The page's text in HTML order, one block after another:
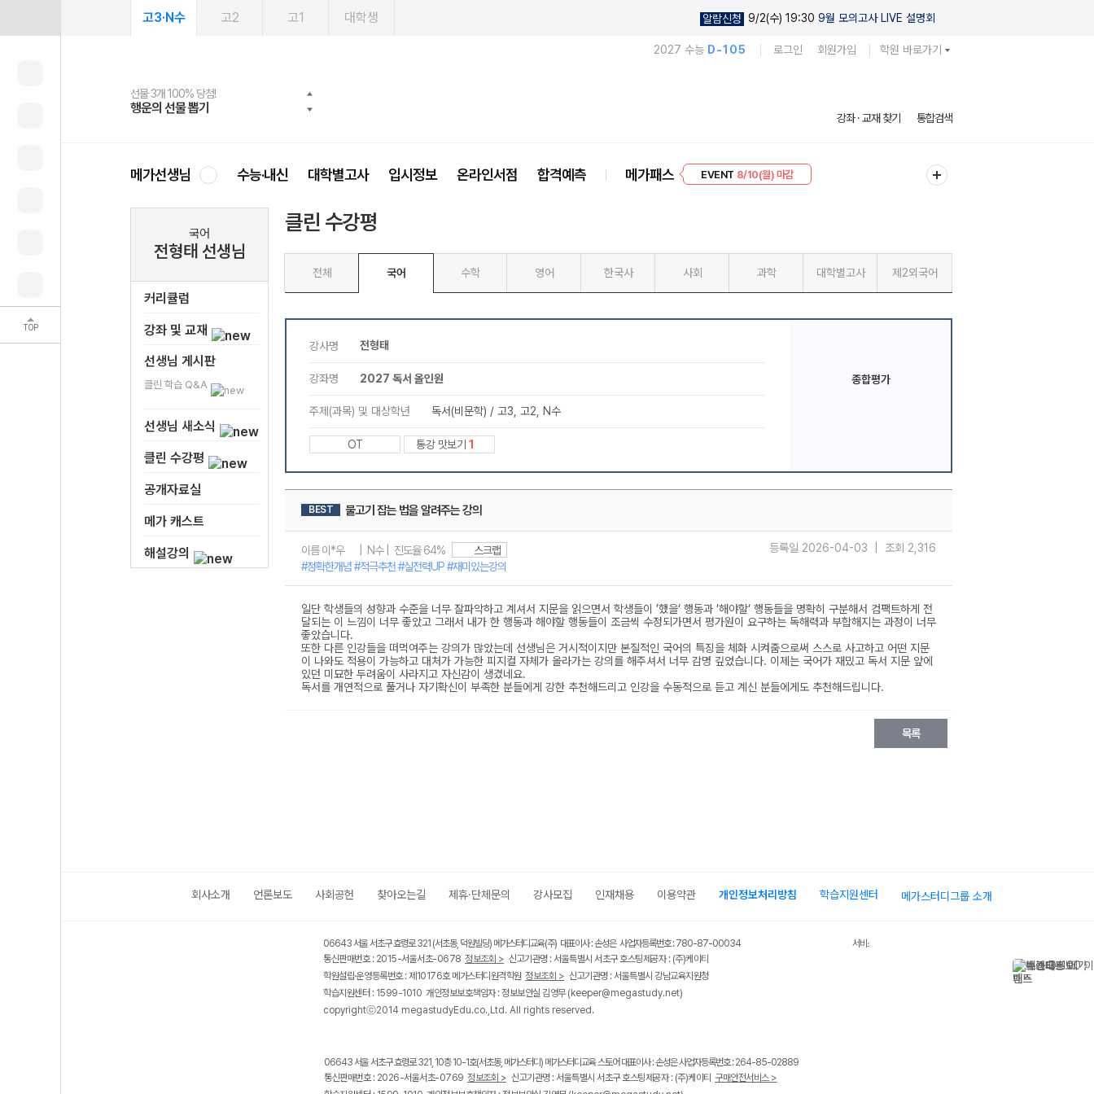
TOP
고3·N수 고2 고1 대학생 알람신청 9/2(수) 19:30 9월 모의고사 LIVE 설명회
2027 수능 D-105 로그인 회원가입 학원 바로가기
메가스터디
선물 3개 100% 당첨!
행운의 선물 뽑기
선물 100% 증정!
메가스터디 X 올리브
여름방학 스터디 캐시백
메가런 썸머스쿨
2027 러셀 단과
강사 공개선발
스마트러닝앱
설문 EVENT
메가패스
3일 무료 체험권
메가패스 수강생 무료혜택!
메가클럽 멤버십
사회공헌 캠페인
희망이룸 메가나눔
강좌 · 교재 찾기 통합검색
메가선생님 수능·내신 대학별고사 입시정보 온라인서점 합격예측 메가패스
EVENT 8/10(월) 마감
국어
전형태 선생님
커리큘럼
강좌 및 교재
선생님 게시판
클린 학습 Q&A
선생님 새소식
클린 수강평
공개자료실
메가 캐스트
해설강의
클린 수강평
전체 국어 수학 영어 한국사 사회 과학 대학별고사 제2외국어
회사소개 언론보도 사회공헌 찾아오는길 제휴·단체문의 강사모집 인재채용 이용약관 개인정보처리방침 학습지원센터 메가스터디그룹 소개
06643 서울 서초구 효령로 321 (서초동, 덕원빌딩) 메가스터디교육(주) 대표이사 : 손성은 사업자등록번호 : 780-87-00034
통신판매번호 : 2015-서울서초-0678 정보조회 > 신고기관명 : 서울특별시 서초구 호스팅제공자 : (주)케이티
학원설립·운영등록번호 : 제10176호 메가스터디원격학원 정보조회 > 신고기관명 : 서울특별시 강남교육지원청
학습지원센터 : 1599-1010 개인정보보호책임자 : 정보보안실 김영무(keeper@megastudy.net)
copyrightⓒ2014 megastudyEdu.co.,Ltd. All rights reserved.
서비스 가입사실 확인
06643 서울 서초구 효령로 321, 10층 10-1호(서초동, 메가스터디) 메가스터디교육 스토어 대표이사 : 손성은 사업자등록번호 : 264-85-02889
통신판매번호 : 2026-서울서초-0769 정보조회 > 신고기관명 : 서울특별시 서초구 호스팅제공자 : (주)케이티 구매안전서비스 >